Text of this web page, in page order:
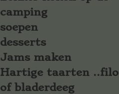
camping
soepen
desserts
Jams maken
Hartige taarten ..filo
of bladerdeeg